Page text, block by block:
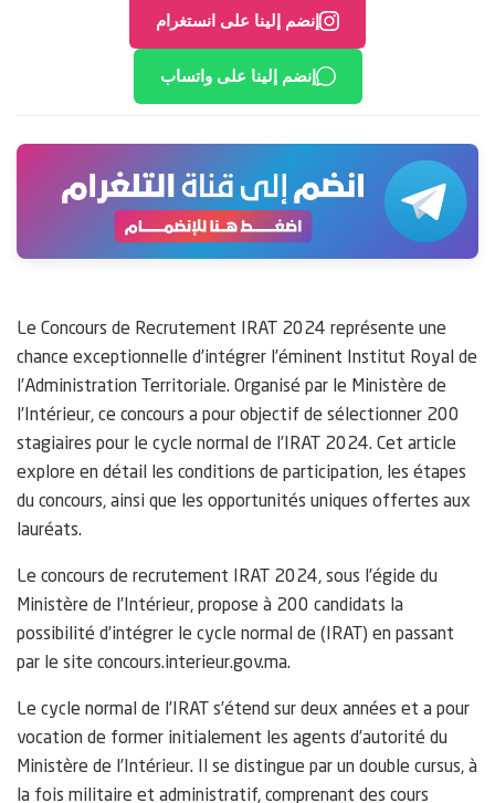
إنضم إلينا على انستغرام
إنضم إلينا على واتساب
Le Concours de Recrutement IRAT 2024 représente une
chance exceptionnelle d’intégrer l’éminent Institut Royal de
l’Administration Territoriale. Organisé par le Ministère de
l’Intérieur, ce concours a pour objectif de sélectionner 200
stagiaires pour le cycle normal de l’IRAT 2024. Cet article
explore en détail les conditions de participation, les étapes
du concours, ainsi que les opportunités uniques offertes aux
lauréats.
Le concours de recrutement IRAT 2024, sous l’égide du
Ministère de l’Intérieur, propose à 200 candidats la
possibilité d’intégrer le cycle normal de (IRAT) en passant
par le site concours.interieur.gov.ma.
Le cycle normal de l’IRAT s’étend sur deux années et a pour
vocation de former initialement les agents d’autorité du
Ministère de l’Intérieur. Il se distingue par un double cursus, à
la fois militaire et administratif, comprenant des cours